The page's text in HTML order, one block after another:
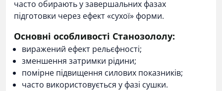
часто обирають у завершальних фазах
підготовки через ефект «сухої» форми.
Основні особливості Станозололу:
виражений ефект рельєфності;
зменшення затримки рідини;
помірне підвищення силових показників;
часто використовується у фазі сушки.